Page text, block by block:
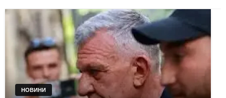
НОВИНИ